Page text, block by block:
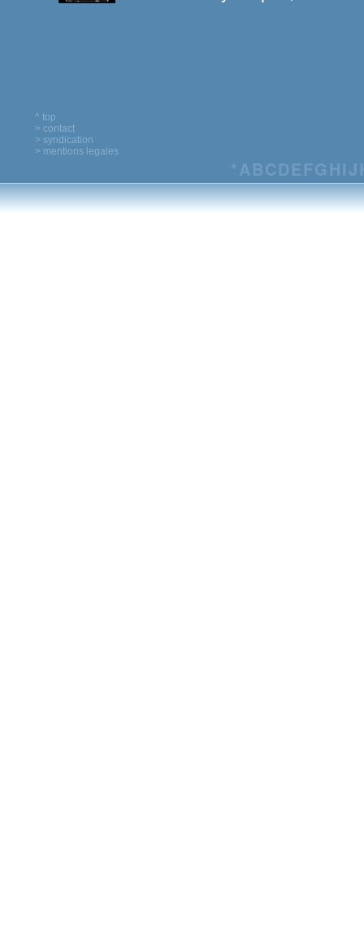
^ top
> contact
> syndication
> mentions legales
*ABCDEFG HIJ